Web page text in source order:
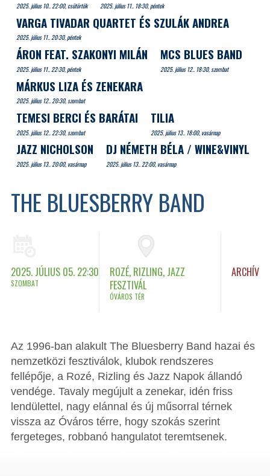
THE BLUESBERRY BAND
2025. JÚLIUS 05. 22:30
SZOMBAT
ROZÉ, RIZLING, JAZZ
FESZTIVÁL
ÓVÁROS TÉR
ARCHÍV
Az 1996-ban alakult The Bluesberry Band hazai és
nemzetközi fesztiválok, klubok rendszeres
fellépője, a Rozé, Rizling és Jazz Napok állandó
vendége. Tavaly megújult a zenekar, idén friss
lendülettel, nagy elánnal és új műsorral térnek
vissza az Óváros térre, hogy szokás szerint
fergeteges, robbanó hangulatot teremtsenek.
2025. július 10.. 22:00, csütörtök 2025. július 11.. 18:30, péntek
VARGA TIVADAR QUARTET ÉS SZULÁK ANDREA
2025. július 11.. 20:30, péntek
ÁRON FEAT. SZAKONYI MILÁN
2025. július 11.. 22:30, péntek
MCS BLUES BAND
2025. július 12.. 18:30, szombat
MÁRKUS LIZA ÉS ZENEKARA
2025. július 12.. 20:30, szombat
TEMESI BERCI ÉS BARÁTAI
2025. július 12.. 22:30, szombat
TILIA
2025. július 13.. 18:00, vasárnap
JAZZ NICHOLSON
2025. július 13.. 20:00, vasárnap
DJ NÉMETH BÉLA / WINE&VINYL
2025. július 13.. 22:00, vasárnap